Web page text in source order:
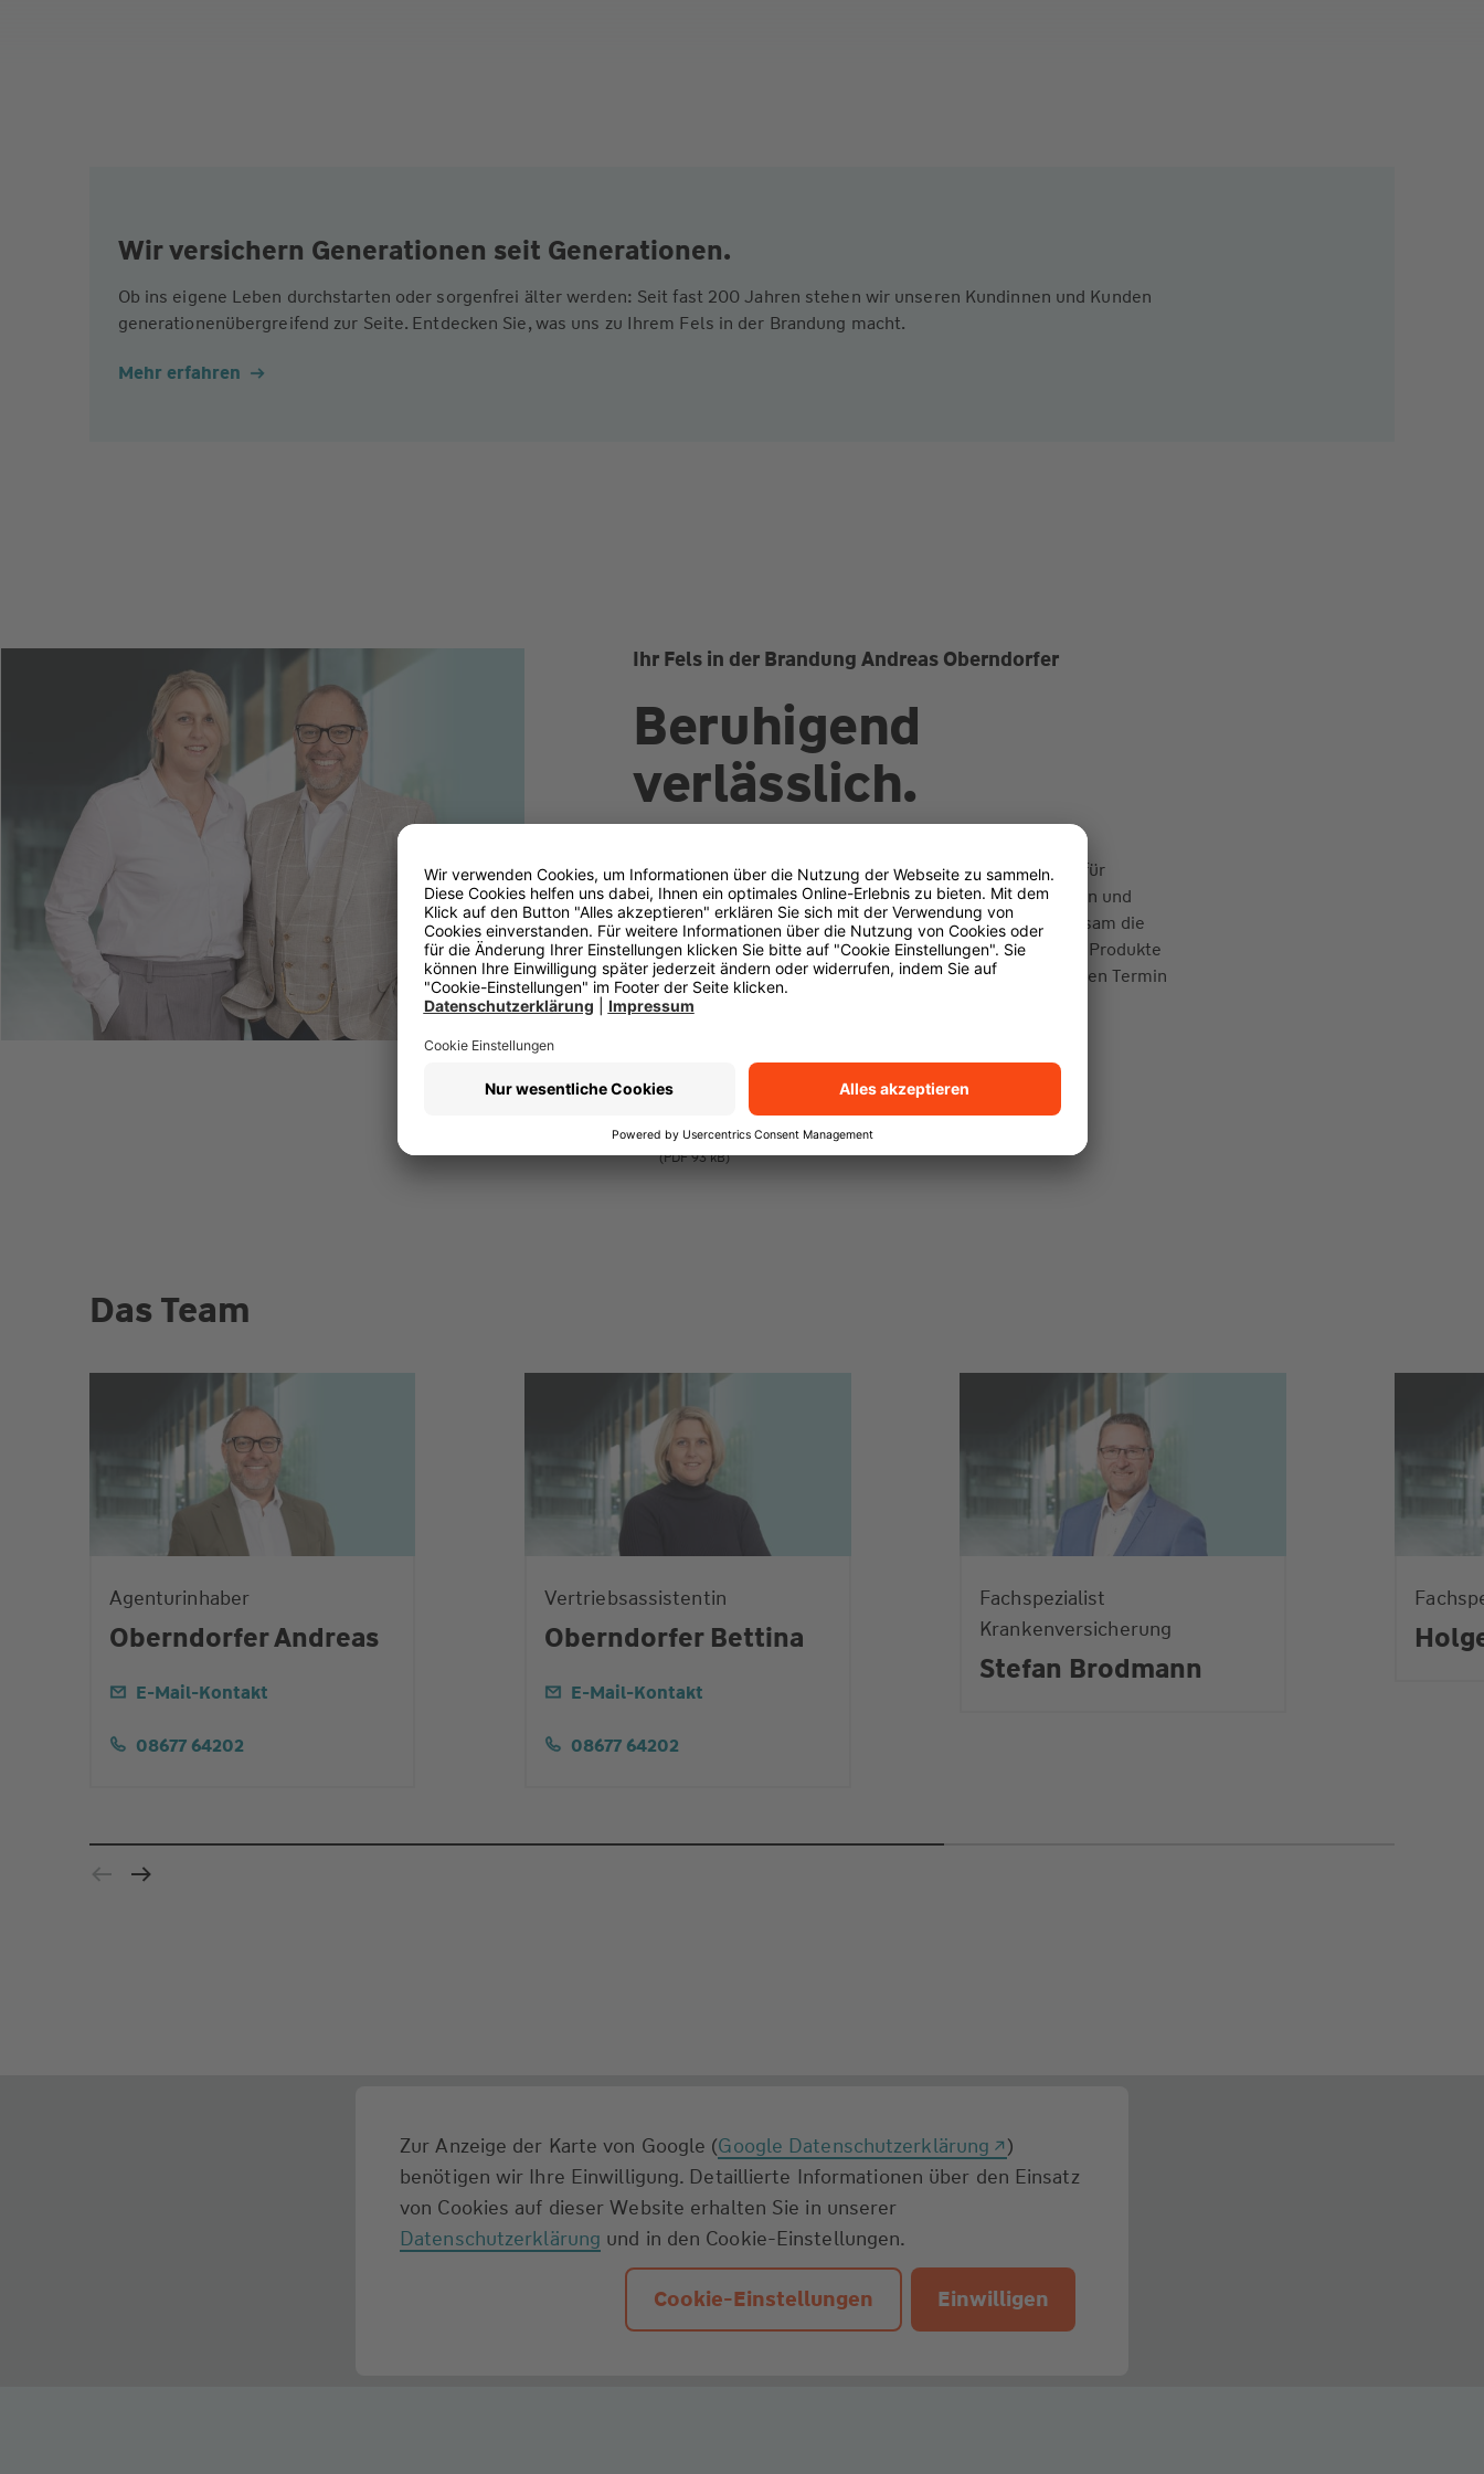
Wir versichern Generationen seit Generationen.
Ob ins eigene Leben durchstarten oder sorgenfrei älter werden: Seit fast 200 Jahren stehen wir unseren Kundinnen und Kunden
generationenübergreifend zur Seite. Entdecken Sie, was uns zu Ihrem Fels in der Brandung macht.
Mehr erfahren
Ihr Fels in der Brandung Andreas Oberndorfer
Beruhigend
verlässlich.
Herzlich Willkommen! Wir sind Ihr kompetenter Partner für
Versicherungen und Finanzen in Burghausen. Privatkunden und
Unternehmer beraten wir persönlich und suchen gemeinsam die
beste Lösung. Lesen Sie jetzt alles Wichtige über unsere Produkte
und Leistungen. Haben Sie Fragen oder wünschen Sie einen Termin
für eine Beratung, rufen Sie uns gerne an.
Andreas Oberndorfer
Transparenz-Kodex
(PDF 93 kB)
Das Team
Agenturinhaber
Oberndorfer Andreas
E-Mail-Kontakt
08677 64202
Vertriebsassistentin
Oberndorfer Bettina
E-Mail-Kontakt
08677 64202
Fachspezialist
Krankenversicherung
Stefan Brodmann
Zur Anzeige der Karte von Google (Google Datenschutzerklärung
)
benötigen wir Ihre Einwilligung. Detaillierte Informationen über den Einsatz
von Cookies auf dieser Website erhalten Sie in unserer
Datenschutzerklärung und in den Cookie-Einstellungen.
Cookie-Einstellungen Einwilligen